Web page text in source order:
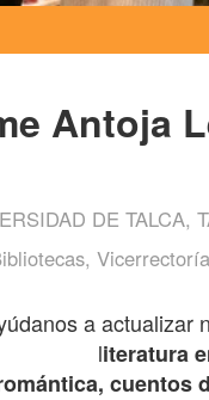
Antoja
DE TALCA,
a actualizar
literatura
cuentos